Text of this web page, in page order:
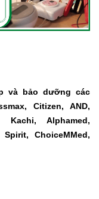
và bảo dưỡng các
Citizen, AND,
Kachi, Alphamed,
ChoiceMMed,